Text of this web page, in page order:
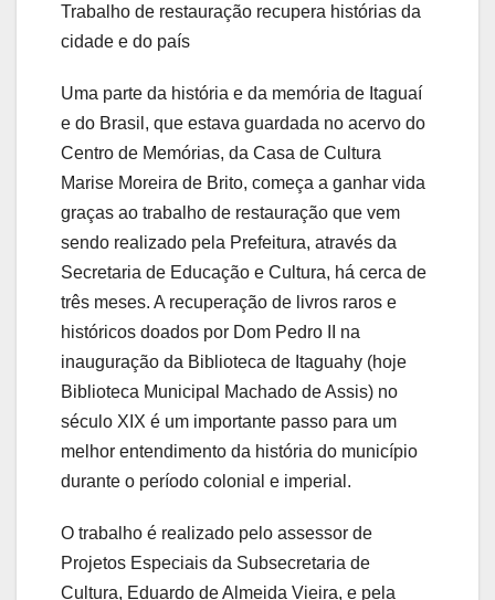
Trabalho de restauração recupera histórias da
cidade e do país
Uma parte da história e da memória de Itaguaí
e do Brasil, que estava guardada no acervo do
Centro de Memórias, da Casa de Cultura
Marise Moreira de Brito, começa a ganhar vida
graças ao trabalho de restauração que vem
sendo realizado pela Prefeitura, através da
Secretaria de Educação e Cultura, há cerca de
três meses. A recuperação de livros raros e
históricos doados por Dom Pedro II na
inauguração da Biblioteca de Itaguahy (hoje
Biblioteca Municipal Machado de Assis) no
século XIX é um importante passo para um
melhor entendimento da história do município
durante o período colonial e imperial.
O trabalho é realizado pelo assessor de
Projetos Especiais da Subsecretaria de
Cultura, Eduardo de Almeida Vieira, e pela